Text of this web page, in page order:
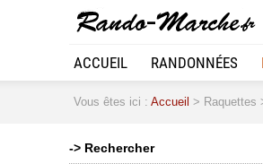
ACCUEIL RANDONNÉES
Vous êtes ici : Accueil > Raquettes
-> Rechercher
2